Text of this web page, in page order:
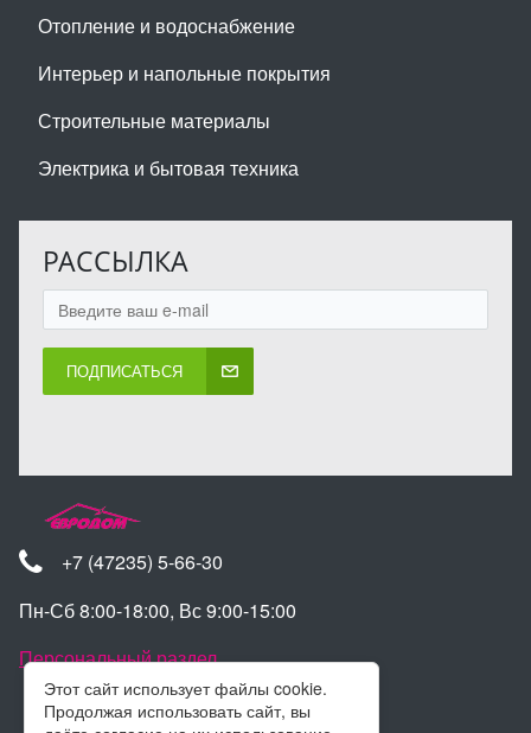
Этот сайт использует файлы cookie.
Продолжая использовать сайт, вы
Отопление и водоснабжение
Интерьер и напольные покрытия
Строительные материалы
Электрика и бытовая техника
РАССЫЛКА
ПОДПИСАТЬСЯ
+7 (47235) 5-66-30
Пн-Сб 8:00-18:00, Вс 9:00-15:00
Персональный раздел